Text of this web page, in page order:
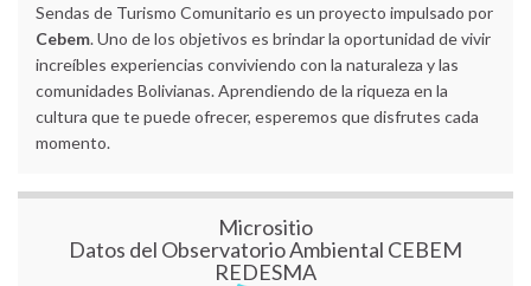
Sendas de Turismo Comunitario es un proyecto impulsado por
Cebem. Uno de los objetivos es brindar la oportunidad de vivir
increíbles experiencias conviviendo con la naturaleza y las
comunidades Bolivianas. Aprendiendo de la riqueza en la
cultura que te puede ofrecer, esperemos que disfrutes cada
momento.
Micrositio
Datos del Observatorio Ambiental CEBEM
REDESMA